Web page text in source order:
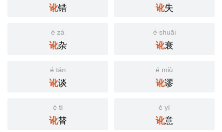
讹错 讹失
é zá
讹杂
é shuāi
讹衰
é tán
讹谈
é miù
讹谬
é tì
讹替
é yì
讹意